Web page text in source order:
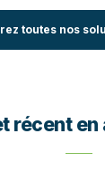
toutes nos
récent